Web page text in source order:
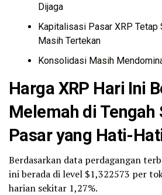
Dijaga
Kapitalisasi Pasar XRP
Masih Tertekan
Konsolidasi Masih
Harga XRP Hari Ini
Melemah di Tengah
Pasar yang Hati-
Berdasarkan data perdagangan
ini berada di level $1,322573 per
harian sekitar 1,27%.